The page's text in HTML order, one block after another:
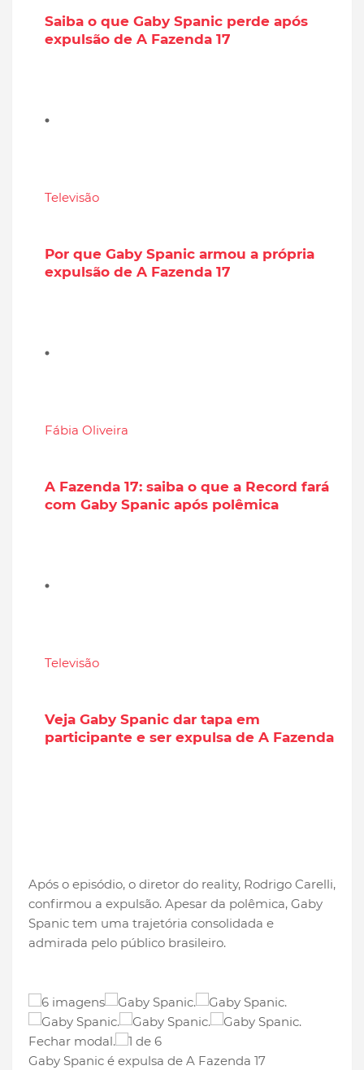
Saiba o que Gaby Spanic perde após
expulsão de A Fazenda 17
Televisão
Por que Gaby Spanic armou a própria
expulsão de A Fazenda 17
Fábia Oliveira
A Fazenda 17: saiba o que a Record fará
com Gaby Spanic após polêmica
Televisão
Veja Gaby Spanic dar tapa em
participante e ser expulsa de A Fazenda
Após o episódio, o diretor do reality, Rodrigo Carelli,
confirmou a expulsão. Apesar da polêmica, Gaby
Spanic tem uma trajetória consolidada e
admirada pelo público brasileiro.
6 imagens
Fechar modal.
1 de 6
Gaby Spanic é expulsa de A Fazenda 17